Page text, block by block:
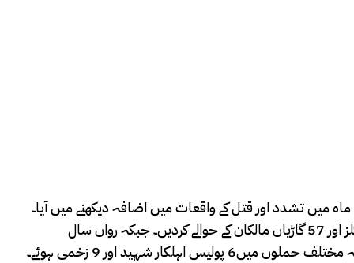
زیادتی کے 44 مقدمات درج ہوئے۔ پولیس پر 38 حملے اور بچوں پر جنسی تشدد کے 28 واقعات ہوئے۔ سی سی پی او پشاور کا کہنا تھا کہ 3 ماہ میں تشدد اور قتل کے واقعات میں اضافہ دیکھنے میں آیا۔
غیرت کے نام پر قتل کے 11 واقعات رپورٹ ہوئے ہیں۔ ڈکیتی میں ملوث گینگز کے 325 ملزمان کو گرفتار کیا گیا ہے۔ 175 مسروقہ موٹرسائیکلز اور 57 گاڑیاں مالکان کے حوالے کردیں۔ جبکہ رواں سال
دہشتگردی کے متعدد واقعات کو ناکام بنایا، 3 خودکش جیکٹس اور 23 دستی بم برآمد کرکے ناکارہ بنائے گئے۔ سی سی پی او پشاور نے کہا کہ مختلف حملوں میں6 پولیس اہلکار شہید اور 9 زخمی ہوئے۔